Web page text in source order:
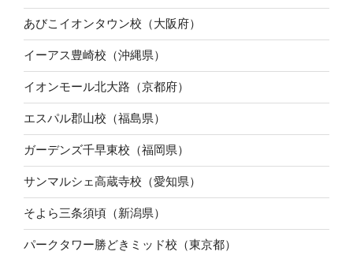
あびこイオンタウン校（大阪府）
イーアス豊崎校（沖縄県）
イオンモール北大路（京都府）
エスパル郡山校（福島県）
ガーデンズ千早東校（福岡県）
サンマルシェ高蔵寺校（愛知県）
そよら三条須頃（新潟県）
パークタワー勝どきミッド校（東京都）